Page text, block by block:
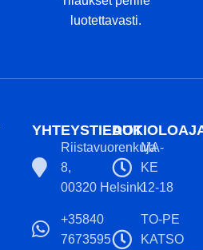
luotettavasti.
YHTEYSTIEDOT
Riistavuorenkuja
8,
00320 Helsinki
+35840
7673595
MA-
KE
12-18
TO-PE
KATSO